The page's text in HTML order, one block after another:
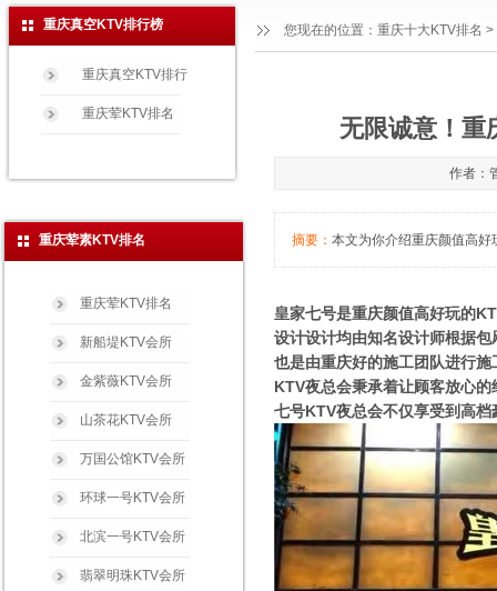
您现在的位置： 重庆十大KTV排名 >
重庆真空KTV排行榜
重庆真空KTV排行
重庆荤KTV排名
无限诚意！重
作者：
摘要： 本文为你介绍重庆颜值高
皇家七号是重庆颜值高好玩的
设计设计均由知名设计师根据
也是由重庆好的施工团队进行
KTV夜总会秉承着让顾客放心
七号KTV夜总会不仅享受到高
重庆荤素KTV排名
重庆荤KTV排名
新船堤KTV会所
金紫薇KTV会所
山茶花KTV会所
万国公馆KTV会所
环球一号KTV会所
北滨一号KTV会所
翡翠明珠KTV会所